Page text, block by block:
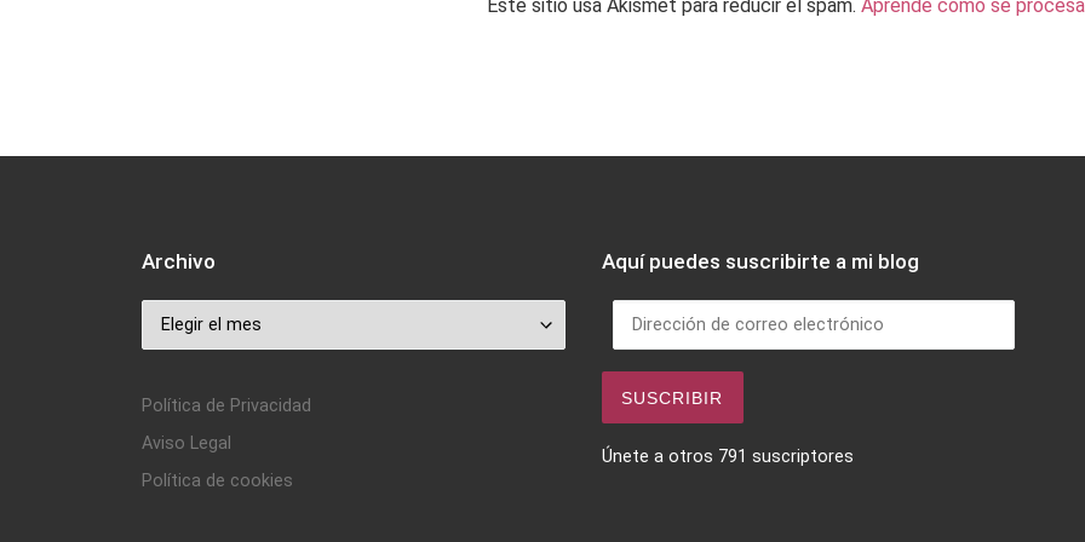
Este sitio usa Akismet para reducir el spam. Aprende cómo se
Archivo
Archivo
Política de Privacidad
Aviso Legal
Política de cookies
Aquí puedes suscribirte a mi blog
Dirección de correo electrónico
SUSCRIBIR
Únete a otros 791 suscriptores